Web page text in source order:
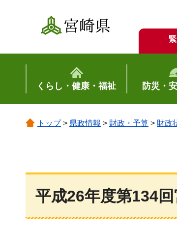
宮崎県
くらし・健康・福祉 防災・
トップ> 県政情報 > 財政・予算 > 財政
平成26年度第134